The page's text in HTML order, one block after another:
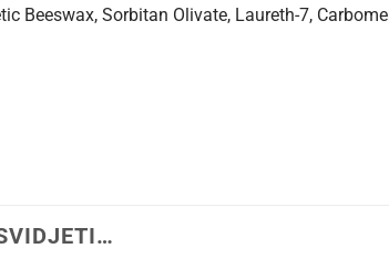
Beeswax, Sorbitan Olivate, Laureth-7,